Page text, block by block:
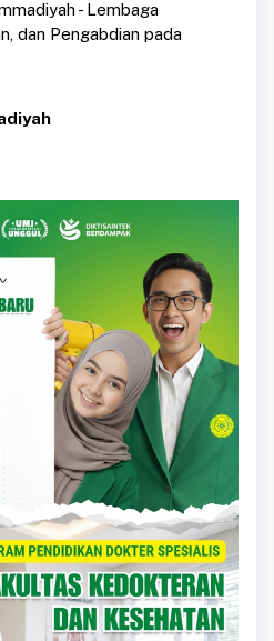
- Lembaga
dan Pengabdian pada